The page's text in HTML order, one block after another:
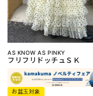
AS KNOW AS PINKY
フリフリドッチュＳＫ
お盆玉対象